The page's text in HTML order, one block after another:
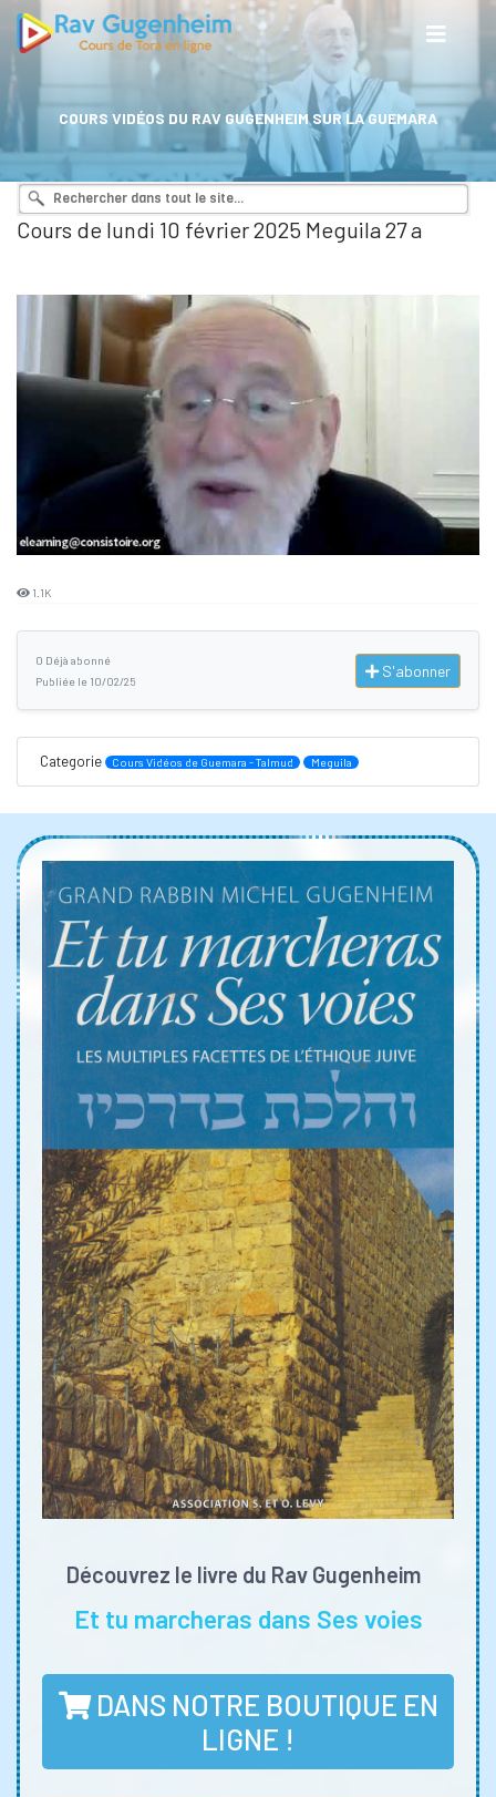
COURS VIDÉOS DU RAV GUGENHEIM SUR LA GUEMARA
Cours de lundi 10 février 2025 Meguila 27 a
1.1K
0 Déjà abonné
Publiée le 10/02/25
S'abonner
Categorie Cours Vidéos de Guemara - Talmud Meguila
Découvrez le livre du Rav Gugenheim
Et tu marcheras dans Ses voies
DANS NOTRE BOUTIQUE EN
LIGNE !